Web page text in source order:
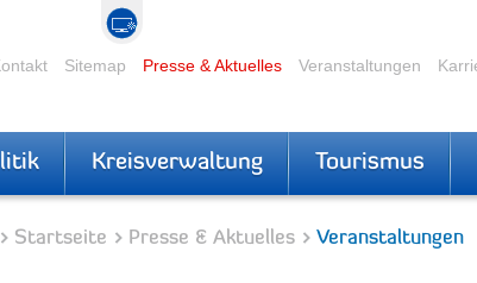
Sitemap Presse & Aktuelles Veranstaltungen
Kreisverwaltung Tourismus
Startseite Presse & Aktuelles Veranstaltungen